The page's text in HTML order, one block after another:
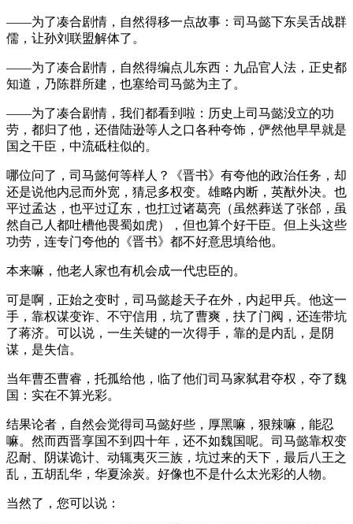
——为了凑合剧情，自然得移一点故事：司马懿下东吴舌战群
儒，让孙刘联盟解体了。
——为了凑合剧情，自然得编点儿东西：九品官人法，正史都
知道，乃陈群所建，也塞给司马懿为主了。
——为了凑合剧情，我们都看到啦：历史上司马懿没立的功
劳，都归了他，还借陆逊等人之口各种夸饰，俨然他早早就是
国之干臣，中流砥柱似的。
哪位问了，司马懿何等样人？《晋书》有夸他的政治任务，却
还是说他内忌而外宽，猜忌多权变。雄略内断，英猷外决。也
平过孟达，也平过辽东，也扛过诸葛亮（虽然葬送了张郃，虽
然自己人都吐槽他畏蜀如虎），但也算个好干臣。但上头这些
功劳，连专门夸他的《晋书》都不好意思填给他。
本来嘛，他老人家也有机会成一代忠臣的。
可是啊，正始之变时，司马懿趁天子在外，内起甲兵。他这一
手，靠权谋变诈、不守信用，坑了曹爽，扶了门阀，还连带坑
了蒋济。可以说，一生关键的一次得手，靠的是内乱，是阴
谋，是失信。
当年曹丕曹睿，托孤给他，临了他们司马家弑君夺权，夺了魏
国：实在不算光彩。
结果论者，自然会觉得司马懿好些，厚黑嘛，狠辣嘛，能忍
嘛。然而西晋享国不到四十年，还不如魏国呢。司马懿靠权变
忍耐、阴谋诡计、动辄夷灭三族，坑过来的天下，最后八王之
乱，五胡乱华，华夏涂炭。好像也不是什么太光彩的人物。
当然了，您可以说：